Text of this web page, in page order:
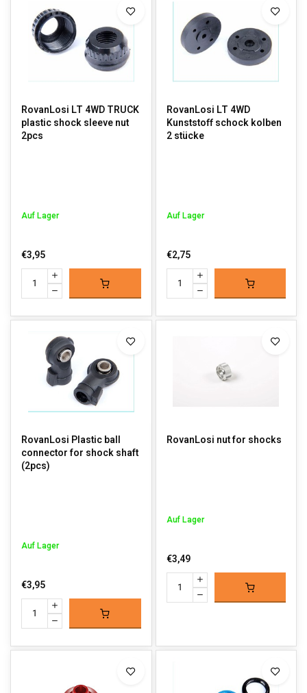
RovanLosi LT 4WD TRUCK
plastic shock sleeve nut
2pcs
Auf Lager
€3,95
RovanLosi LT 4WD
Kunststoff schock kolben
2 stücke
Auf Lager
€2,75
RovanLosi Plastic ball
connector for shock shaft
(2pcs)
Auf Lager
€3,95
RovanLosi nut for shocks
Auf Lager
€3,49